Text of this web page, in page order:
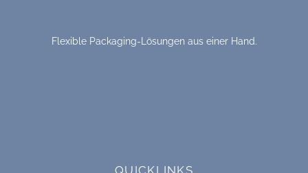
Flexible Packaging-Lösungen aus einer Hand.